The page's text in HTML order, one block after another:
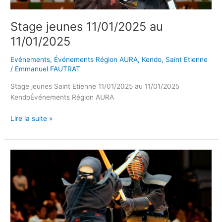
Stage jeunes 11/01/2025 au
11/01/2025
Evénements, Événements Région AURA, Kendo, Saint Etienne
/ Emmanuel FAUTRAT
Stage jeunes Saint Etienne 11/01/2025 au 11/01/2025
KendoÉvénements Région AURA
Lire la suite »
Régionales
Jeunes
de
Kendo
11/01/2024